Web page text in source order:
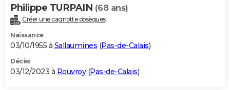
Bricolage
Lifestyle
Culture
Sport
Auto
Television
Voyage
Cinema
Philippe TURPAIN (68 ans)
Créer une cagnotte obsèques
Naissance
03/10/1955 à Sallaumines (Pas-de-Calais)
Décès
03/12/2023 à Rouvroy(Pas-de-Calais)